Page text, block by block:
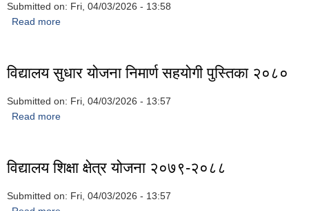
Submitted on: Fri, 04/03/2026 - 13:58
Read more
विद्यालय सुधार योजना निमार्ण सहयोगी पुस्तिका २०८०
Submitted on: Fri, 04/03/2026 - 13:57
Read more
विद्यालय शिक्षा क्षेत्र योजना २०७९-२०८८
Submitted on: Fri, 04/03/2026 - 13:57